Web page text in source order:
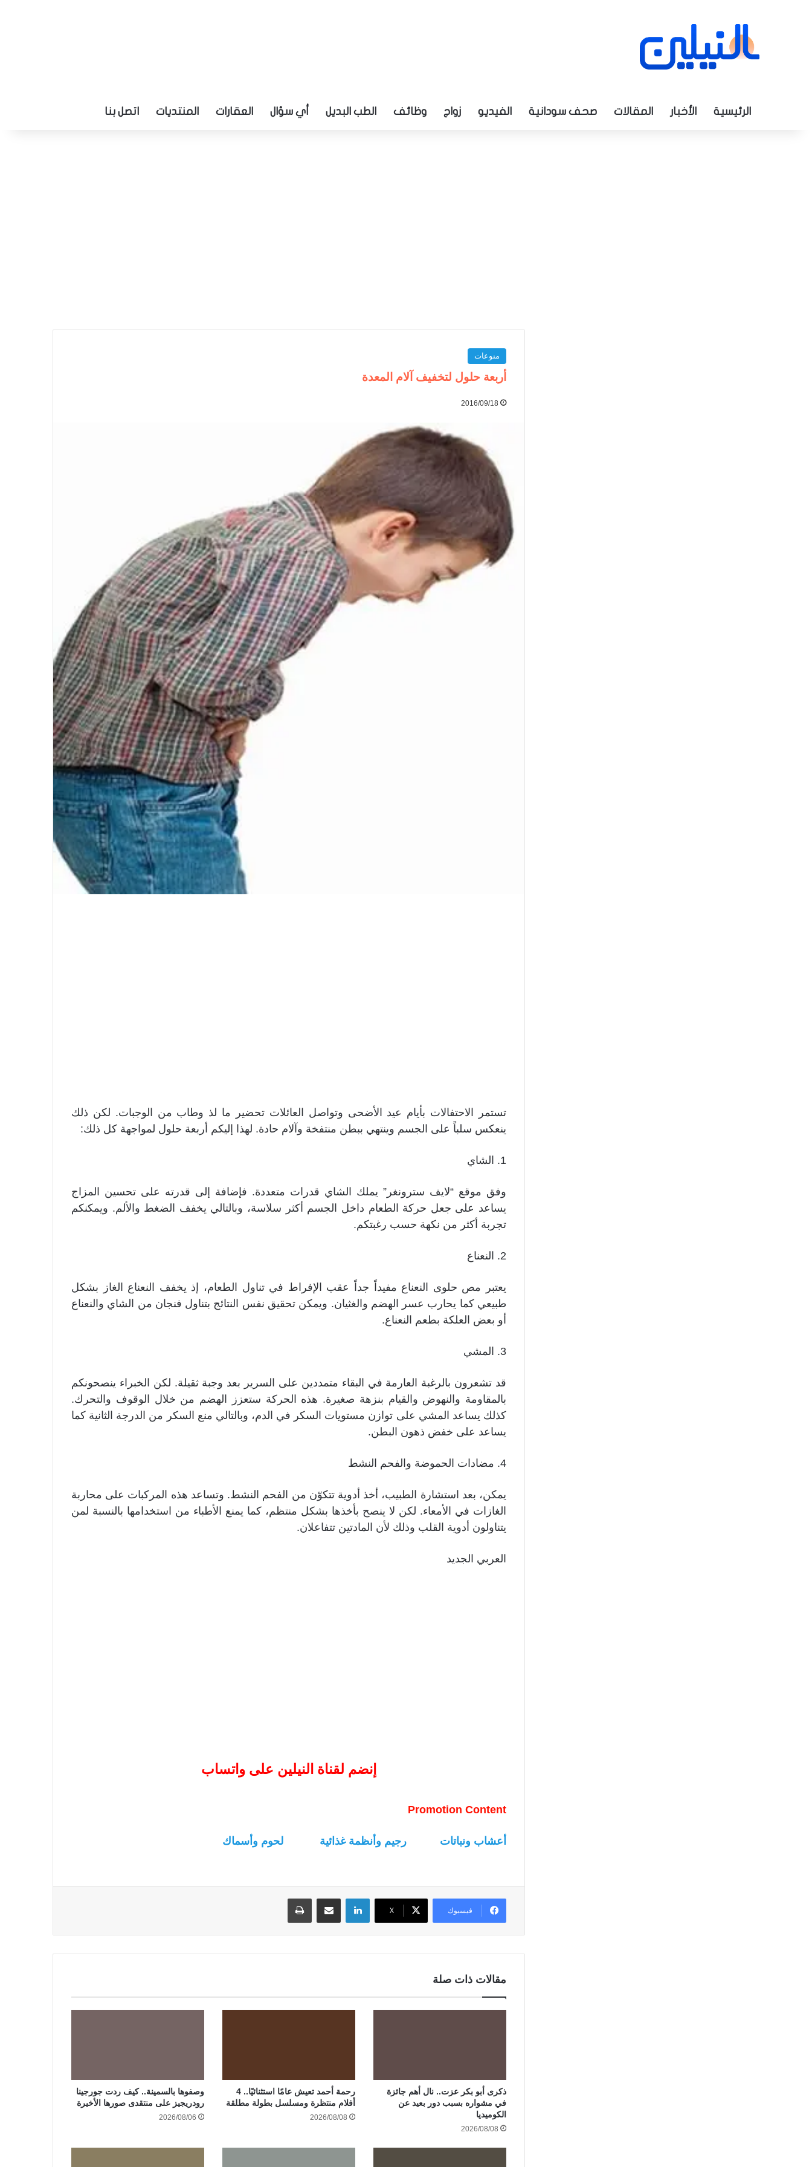
الرئيسية الأخبار المقالات صحف سودانية الفيديو زواج وظائف الطب البديل أي سؤال العقارات المنتديات اتصل بنا
منوعات
أربعة حلول لتخفيف آلام المعدة
2016/09/18
تستمر الاحتفالات بأيام عيد الأضحى وتواصل العائلات تحضير ما لذ وطاب من الوجبات. لكن ذلك
ينعكس سلباً على الجسم وينتهي ببطن منتفخة وآلام حادة. لهذا إليكم أربعة حلول لمواجهة كل ذلك:
1. الشاي
وفق موقع “لايف سترونغر” يملك الشاي قدرات متعددة. فإضافة إلى قدرته على تحسين المزاج
يساعد على جعل حركة الطعام داخل الجسم أكثر سلاسة، وبالتالي يخفف الضغط والألم. ويمكنكم
تجربة أكثر من نكهة حسب رغبتكم.
2. النعناع
يعتبر مص حلوى النعناع مفيداً جداً عقب الإفراط في تناول الطعام، إذ يخفف النعناع الغاز بشكل
طبيعي كما يحارب عسر الهضم والغثيان. ويمكن تحقيق نفس النتائج بتناول فنجان من الشاي والنعناع
أو بعض العلكة بطعم النعناع.
3. المشي
قد تشعرون بالرغبة العارمة في البقاء متمددين على السرير بعد وجبة ثقيلة. لكن الخبراء ينصحونكم
بالمقاومة والنهوض والقيام بنزهة صغيرة. هذه الحركة ستعزز الهضم من خلال الوقوف والتحرك.
كذلك يساعد المشي على توازن مستويات السكر في الدم، وبالتالي منع السكر من الدرجة الثانية كما
يساعد على خفض ذهون البطن.
4. مضادات الحموضة والفحم النشط
يمكن، بعد استشارة الطبيب، أخذ أدوية تتكوّن من الفحم النشط. وتساعد هذه المركبات على محاربة
الغازات في الأمعاء. لكن لا ينصح بأخذها بشكل منتظم، كما يمنع الأطباء من استخدامها بالنسبة لمن
يتناولون أدوية القلب وذلك لأن المادتين تتفاعلان.
العربي الجديد
إنضم لقناة النيلين على واتساب
Promotion Content
أعشاب ونباتات رجيم وأنظمة غذائية لحوم وأسماك
فيسبوك ‫X
لينكدإن
مقالات ذات صلة
ذكرى أبو بكر عزت.. نال أهم جائزة
في مشواره بسبب دور بعيد عن
الكوميديا
2026/08/08
رحمة أحمد تعيش عامًا استثنائيًا.. 4
أفلام منتظرة ومسلسل بطولة مطلقة
2026/08/08
وصفوها بالسمينة.. كيف ردت جورجينا
رودريجيز على منتقدى صورها الأخيرة
2026/08/06